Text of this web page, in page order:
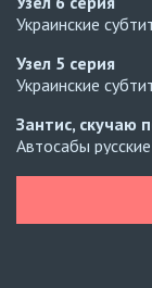
Украинские
Узел 5 серия
Украинские
Зантис, скучаю
Автосабы
Автосабы